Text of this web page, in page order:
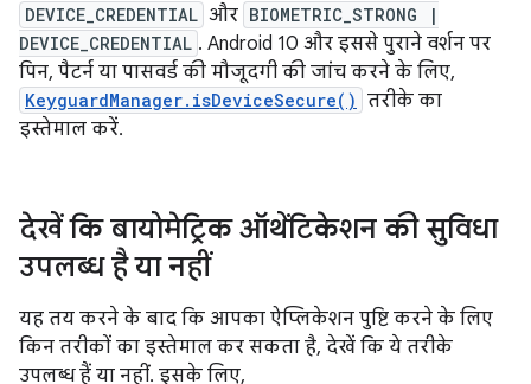
DEVICE_CREDENTIAL और BIOMETRIC_STRONG |
DEVICE_CREDENTIAL . Android 10 और इससे पुराने वर्शन पर
पिन, पैटर्न या पासवर्ड की मौजूदगी की जांच करने के लिए,
KeyguardManager.isDeviceSecure() तरीके का
इस्तेमाल करें.
देखें कि बायोमेट्रिक ऑथेंटिकेशन की सुविधा
उपलब्ध है या नहीं
यह तय करने के बाद कि आपका ऐप्लिकेशन पुष्टि करने के लिए
किन तरीकों का इस्तेमाल कर सकता है, देखें कि ये तरीके
उपलब्ध हैं या नहीं. इसके लिए,